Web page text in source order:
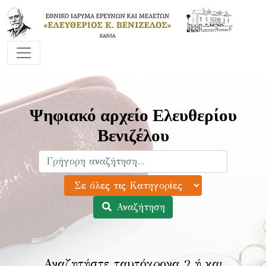
Ψηφιακό αρχείο Ελευθερίου
Βενιζέλου
Αναζήτηση